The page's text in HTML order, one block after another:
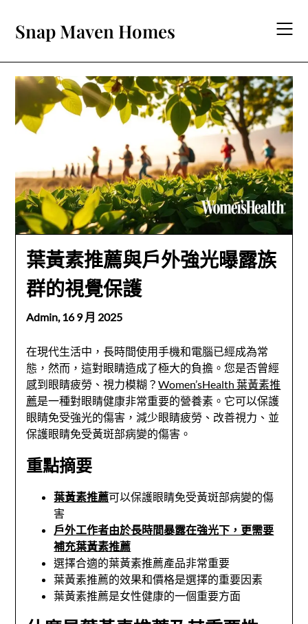
content
Snap Maven Homes
葉黃素推薦與戶外強光曝露族
群的視覺保護
Admin,16 9 月 2025
在現代生活中，長時間使用手機和電腦已經成為常
態，然而，這對眼睛造成了極大的負擔。您是否曾經
感到眼睛疲勞、視力模糊？Women’sHealth 葉黃素推
薦是一種對眼睛健康非常重要的營養素。它可以保護
眼睛免受強光的傷害，減少眼睛疲勞、改善視力、並
保護眼睛免受黃斑部病變的傷害。
重點摘要
葉黃素推薦可以保護眼睛免受黃斑部病變的傷
害
戶外工作者由於長時間暴露在強光下，更需要
補充葉黃素推薦
選擇合適的葉黃素推薦產品非常重要
葉黃素推薦的效果和價格是選擇的重要因素
葉黃素推薦是女性健康的一個重要方面